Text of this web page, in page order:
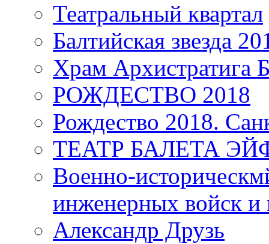
Театральный квартал
Балтийская звезда
Храм
РОЖДЕСТВО 2018
Рождество 2018.
ТЕАТР БАЛЕТА
Военно-
инженерных войск и
Александр Друзь